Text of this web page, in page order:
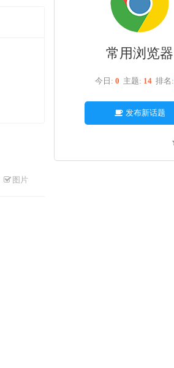
图片
常用浏览器
今日: 0 主题: 14 排名:
发布新话题